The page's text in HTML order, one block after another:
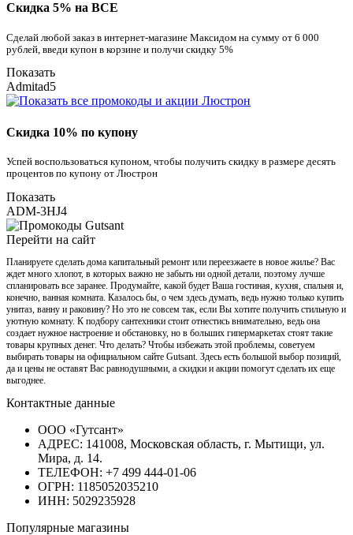
Скидка 5% на ВСЕ
Сделай любой заказ в интернет-магазине Максидом на сумму от 6 000
рублей, введи купон в корзине и получи скидку 5%
Показать
Admitad5
Скидка 10% по купону
Успей воспользоваться купоном, чтобы получить скидку в размере десять
процентов по купону от Люстрон
Показать
ADM-3HJ4
Перейти на сайт
Планируете сделать дома капитальный ремонт или переезжаете в новое жилье? Вас
ждет много хлопот, в которых важно не забыть ни одной детали, поэтому лучше
спланировать все заранее. Продумайте, какой будет Ваша гостиная, кухня, спальня и,
конечно, ванная комната. Казалось бы, о чем здесь думать, ведь нужно только купить
унитаз, ванну и раковину? Но это не совсем так, если Вы хотите получить стильную и
уютную комнату. К подбору сантехники стоит отнестись внимательно, ведь она
создает нужное настроение и обстановку, но в больших гипермаркетах стоят такие
товары крупных денег. Что делать? Чтобы избежать этой проблемы, советуем
выбирать товары на официальном сайте Gutsant. Здесь есть большой выбор позиций,
да и цены не оставят Вас равнодушными, а скидки и акции помогут сделать их еще
выгоднее.
Контактные данные
ООО «Гутсант»
АДРЕС: 141008, Московская область, г. Мытищи, ул.
Мира, д. 14.
ТЕЛЕФОН: +7 499 444-01-06
ОГРН: 1185052035210
ИНН: 5029235928
Популярные магазины